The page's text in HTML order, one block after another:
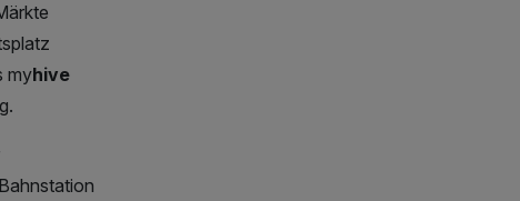
myhive